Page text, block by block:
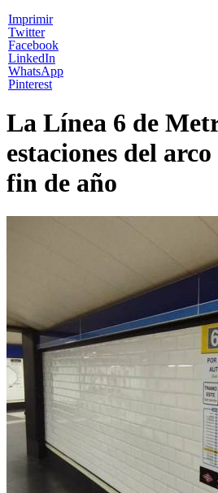
Imprimir
Twitter
Facebook
LinkedIn
WhatsApp
Pinterest
La Línea 6 de
estaciones del
fin de año